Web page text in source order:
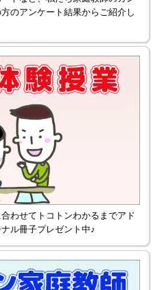
のアンケート結果からご紹介し
わせてトコトンわかるまでアド
ル冊子プレゼント中♪